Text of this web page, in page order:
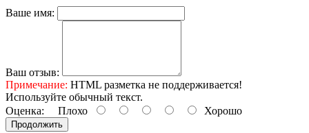
Ваше имя:
Ваш отзыв:
Примечание: HTML разметка не поддерживается!
Используйте обычный текст.
Оценка: Плохо Хорошо
Продолжить